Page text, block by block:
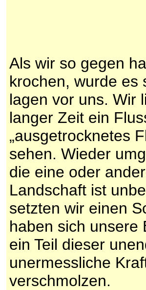
Als wir so gegen
krochen, wurde es
lagen vor uns. Wir
langer Zeit ein
„ausgetrocknetes
sehen. Wieder
die eine oder
Landschaft ist
setzten wir einen
haben sich unsere
ein Teil dieser
unermessliche
verschmolzen.